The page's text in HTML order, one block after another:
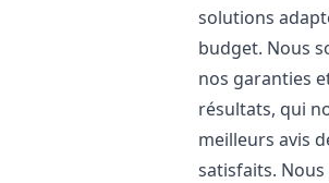
solutions
budget. Nous
nos garanties
résultats, qui
meilleurs avis
satisfaits.